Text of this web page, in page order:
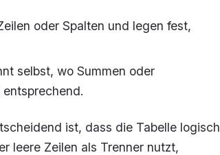
oder Spalten und legen fest,
selbst, wo Summen oder
ist, dass die Tabelle logisch
leere Zeilen als Trenner nutzt,